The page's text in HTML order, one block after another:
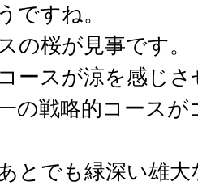
ですね。
の桜が見事です。
ースが涼を感じ
の戦略的コース
とでも緑深い雄